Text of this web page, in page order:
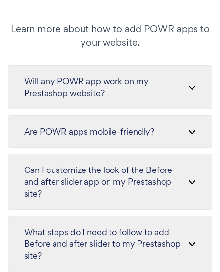
Learn more about how to add POWR apps to
your website.
Will any POWR app work on my
Prestashop website?
Are POWR apps mobile-friendly?
Can I customize the look of the Before
and after slider app on my Prestashop
site?
What steps do I need to follow to add
Before and after slider to my Prestashop
site?